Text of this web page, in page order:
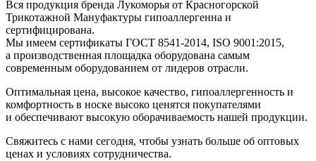
Вся продукция бренда Лукоморья от Красногорской
Трикотажной Мануфактуры гипоаллергенна и
сертифицирована.
Мы имеем сертификаты ГОСТ 8541-2014, ISO 9001:2015,
а производственная площадка оборудована самым
современным оборудованием от лидеров отрасли.
Оптимальная цена, высокое качество, гипоаллергенность и
комфортность в носке высоко ценятся покупателями
и обеспечивают высокую оборачиваемость нашей продукции.
Свяжитесь с нами сегодня, чтобы узнать больше об оптовых
ценах и условиях сотрудничества.